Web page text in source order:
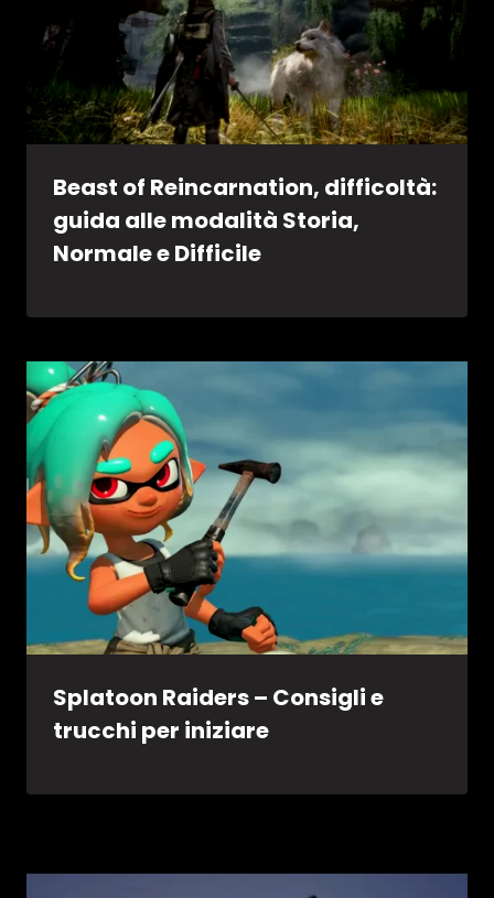
Beast of Reincarnation, difficoltà:
guida alle modalità Storia,
Normale e Difficile
Splatoon Raiders – Consigli e
trucchi per iniziare